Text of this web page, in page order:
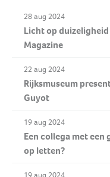
28 aug 2024
Licht op
Magazine
22 aug 2024
Rijksmuseum
Guyot
19 aug 2024
Een collega met
op letten?
19 aug 2024